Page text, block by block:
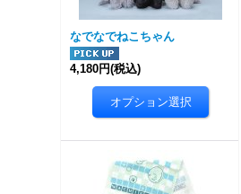
なでなでねこちゃん
4,180円(税込)